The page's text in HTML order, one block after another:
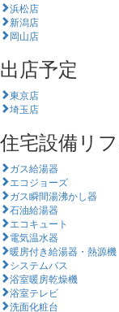
浜松店
新潟店
岡山店
出店予定
東京店
埼玉店
住宅設備リ
ガス給湯器
エコジョーズ
ガス瞬間湯沸かし器
石油給湯器
エコキュート
電気温水器
暖房付き給湯器・熱源機
システムバス
浴室暖房乾燥機
浴室テレビ
洗面化粧台